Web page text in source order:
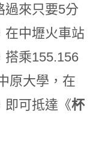
過來只要5分
在中壢火車站
搭乘155.156
原大學，在
即可抵達《杯